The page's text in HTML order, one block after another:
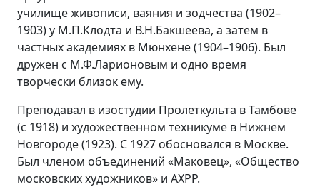
училище живописи, ваяния и зодчества (1902–
1903) у М.П.Клодта и В.Н.Бакшеева, а затем в
частных академиях в Мюнхене (1904–1906). Был
дружен с М.Ф.Ларионовым и одно время
творчески близок ему.
Преподавал в изостудии Пролеткульта в Тамбове
(с 1918) и художественном техникуме в Нижнем
Новгороде (1923). С 1927 обосновался в Москве.
Был членом объединений «Маковец», «Общество
московских художников» и АХРР.